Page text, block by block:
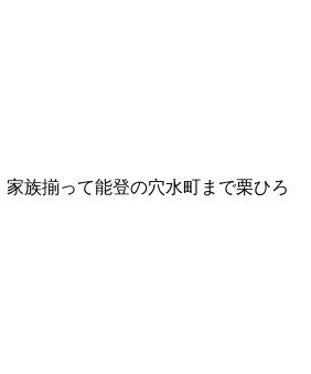
族揃って能登の穴水町まで栗ひろ